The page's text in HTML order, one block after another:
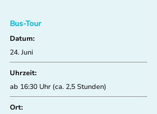
Bus-Tour
Datum:
24. Juni
Uhrzeit:
ab 16:30 Uhr (ca. 2,5 Stunden)
Ort: